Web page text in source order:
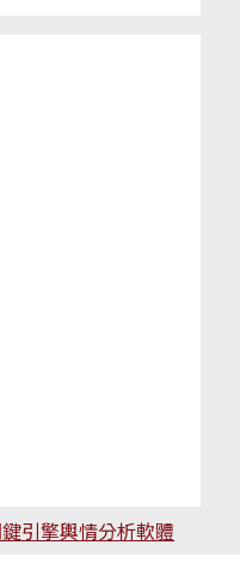
引擎輿情分析軟體